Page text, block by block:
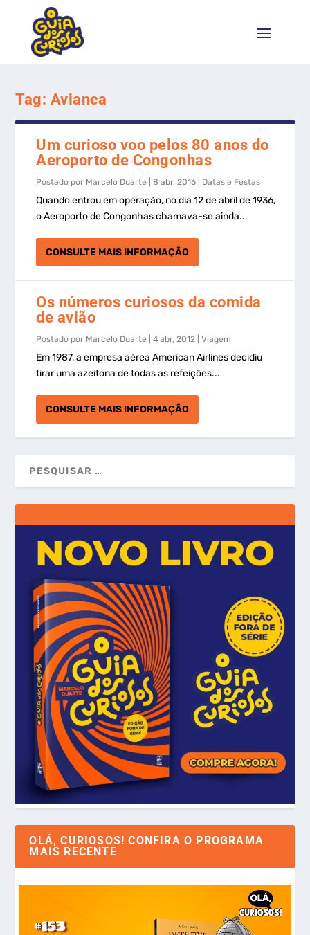
Tag: Avianca
Um curioso voo pelos 80 anos do
Aeroporto de Congonhas
Postado por Marcelo Duarte |8 abr, 2016 Datas e Festas
Quando entrou em operação, no dia 12 de abril de 1936,
o Aeroporto de Congonhas chamava-se ainda...
CONSULTE MAIS INFORMAÇÃO
Os números curiosos da comida
de avião
Postado por Marcelo Duarte |4 abr, 2012 |Viagem
Em 1987, a empresa aérea American Airlines decidiu
tirar uma azeitona de todas as refeições...
CONSULTE MAIS INFORMAÇÃO
OLÁ, CURIOSOS! CONFIRA O PROGRAMA
MAIS RECENTE